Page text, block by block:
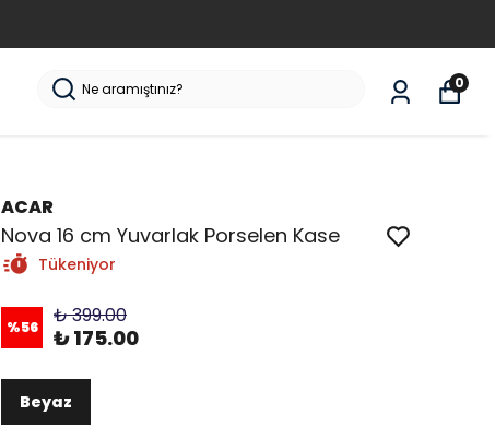
0
ACAR
Nova 16 cm Yuvarlak Porselen Kase
Tükeniyor
%56 ₺ 399.00
₺ 175.00
Beyaz